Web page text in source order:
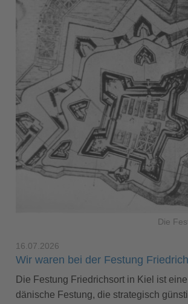
Die
16.07.2026
Wir waren bei der Festung
Die Festung Friedrichsort in Kiel ist
dänische Festung, die strategisch